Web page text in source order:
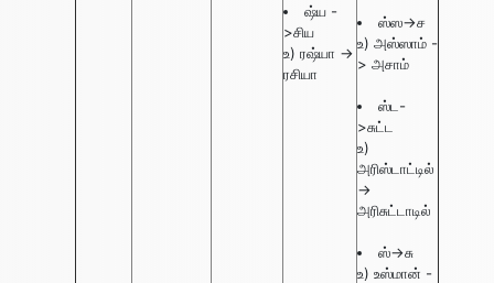
ஷ்ய -
>சிய
உ) ரஷ்யா ->
ரசியா
ஸ்ஸ->ச
உ) அஸ்ஸாம் -
> அசாம்
ஸ்ட-
>சுட்ட
உ)
அரிஸ்டாட்டில்
->
அரிசுட்டாடில்
ஸ்->சு
உ) உஸ்மான் -